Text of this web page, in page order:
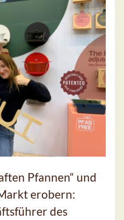
Pfannen“ und
erobern:
des